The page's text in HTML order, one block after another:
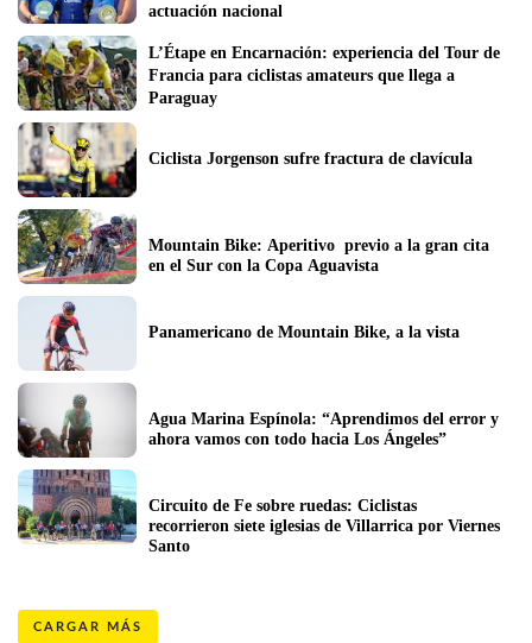
actuación nacional
L’Étape en Encarnación: experiencia del Tour de
Francia para ciclistas amateurs que llega a
Paraguay
Ciclista Jorgenson sufre fractura de clavícula
Mountain Bike: Aperitivo  previo a la gran cita
en el Sur con la Copa Aguavista
Panamericano de Mountain Bike, a la vista
Agua Marina Espínola: “Aprendimos del error y
ahora vamos con todo hacia Los Ángeles”
Circuito de Fe sobre ruedas: Ciclistas
recorrieron siete iglesias de Villarrica por Viernes
CARGAR MÁS